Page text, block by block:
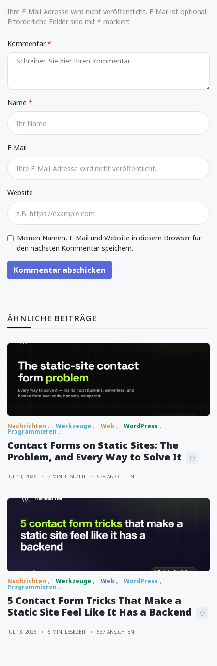
Ihre E-Mail-Adresse wird nicht veröffentlicht. E-Mail ist optional.
Erforderliche Felder sind mit * markiert
Kommentar
Name
E-Mail
Website
Meinen Namen, E-Mail und Website in diesem Browser für
den nächsten Kommentar speichern.
Kommentar abschicken
ÄHNLICHE BEITRÄGE
Nachrichten Werkzeuge Web WordPress
Programmieren
Contact Forms on Static Sites: The
Problem, and Every Way to Solve It
JUL 13, 2026 7 MIN. LESEZEIT 678 ANSICHTEN
Nachrichten Werkzeuge Web WordPress
Programmieren
5 Contact Form Tricks That Make a
Static Site Feel Like It Has a Backend
JUL 13, 2026 6 MIN. LESEZEIT 637 ANSICHTEN